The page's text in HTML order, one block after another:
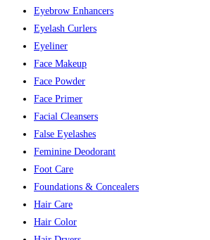
Eyebrow Enhancers
Eyelash Curlers
Eyeliner
Face Makeup
Face Powder
Face Primer
Facial Cleansers
False Eyelashes
Feminine Deodorant
Foot Care
Foundations & Concealers
Hair Care
Hair Color